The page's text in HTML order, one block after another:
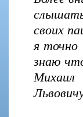
своих
я точно
знаю
Михаил